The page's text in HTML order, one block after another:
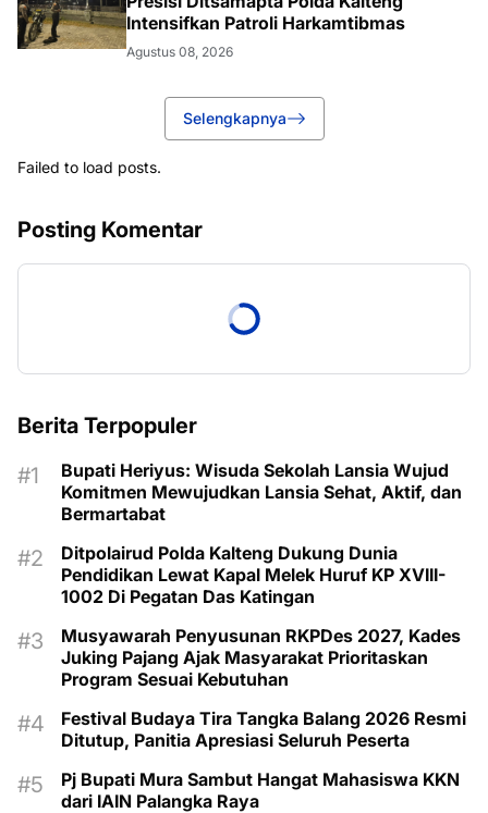
Intensifkan Patroli Harkamtibmas
Agustus 08, 2026
Selengkapnya
Failed to load posts.
Posting Komentar
Berita Terpopuler
Bupati Heriyus: Wisuda Sekolah Lansia Wujud
Komitmen Mewujudkan Lansia Sehat, Aktif, dan
Bermartabat
Ditpolairud Polda Kalteng Dukung Dunia
Pendidikan Lewat Kapal Melek Huruf KP XVIII-
1002 Di Pegatan Das Katingan
Musyawarah Penyusunan RKPDes 2027, Kades
Juking Pajang Ajak Masyarakat Prioritaskan
Program Sesuai Kebutuhan
Festival Budaya Tira Tangka Balang 2026 Resmi
Ditutup, Panitia Apresiasi Seluruh Peserta
Pj Bupati Mura Sambut Hangat Mahasiswa KKN
dari IAIN Palangka Raya